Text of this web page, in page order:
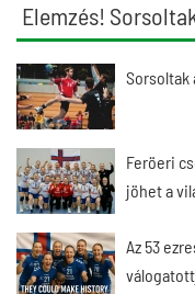
Elemzés!
Sorsoltak
Feröeri
jöhet a
Az 53